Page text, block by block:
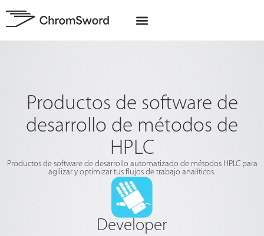
Productos de software de
desarrollo de métodos de
HPLC
Productos de software de desarrollo automatizado de métodos HPLC para
agilizar y optimizar tus flujos de trabajo analíticos.
Developer